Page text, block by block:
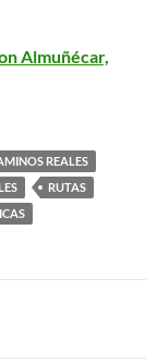
Almuñécar,
REALES
RUTAS